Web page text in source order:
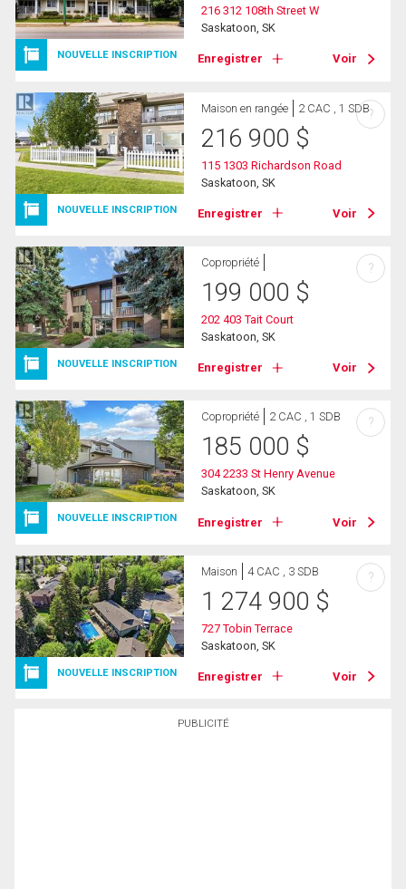
PUBLICITÉ
NOUVELLE INSCRIPTION
216 312 108th Street W
Saskatoon, SK
Enregistrer Voir
NOUVELLE INSCRIPTION
Maison en rangée 2 CAC , 1 SDB
216 900 $
115 1303 Richardson Road
Saskatoon, SK
Enregistrer Voir
?
NOUVELLE INSCRIPTION
Copropriété
199 000 $
202 403 Tait Court
Saskatoon, SK
Enregistrer Voir
?
NOUVELLE INSCRIPTION
Copropriété 2 CAC , 1 SDB
185 000 $
304 2233 St Henry Avenue
Saskatoon, SK
Enregistrer Voir
?
NOUVELLE INSCRIPTION
Maison 4 CAC , 3 SDB
1 274 900 $
727 Tobin Terrace
Saskatoon, SK
Enregistrer Voir
?